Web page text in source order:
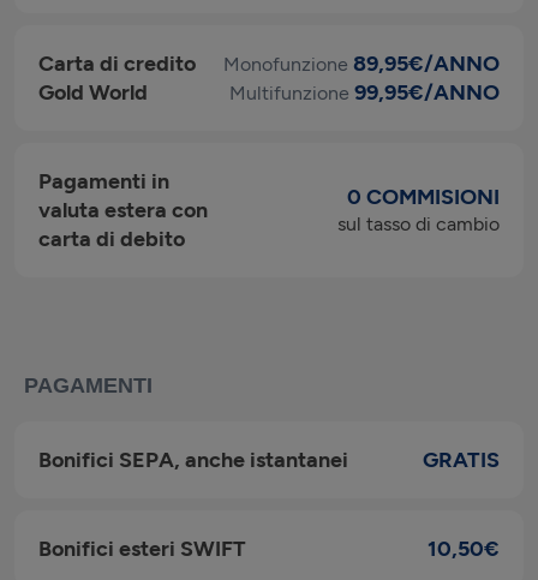
Carta di credito
Gold World
Monofunzione 89,95€/ANNO
Multifunzione 99,95€/ANNO
Pagamenti in
valuta estera con
carta di debito
0 COMMISIONI
sul tasso di cambio
PAGAMENTI
Bonifici SEPA, anche istantanei GRATIS
Bonifici esteri SWIFT 10,50€